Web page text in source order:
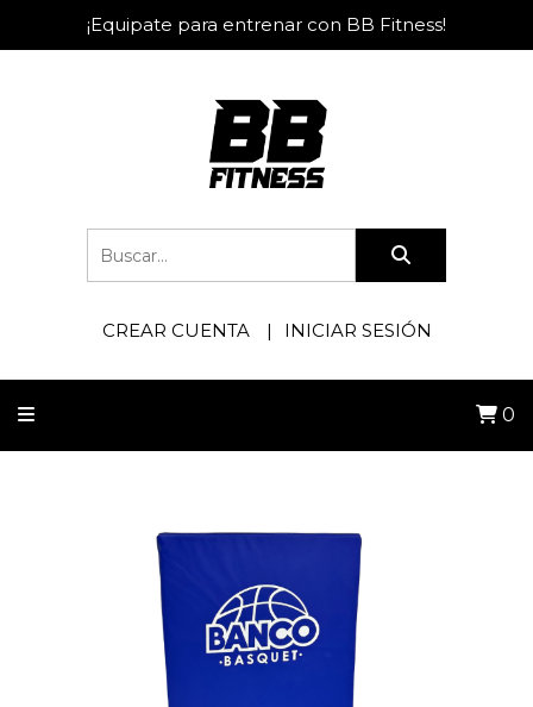
¡Equipate para entrenar con BB Fitness!
CREAR CUENTA INICIAR SESIÓN
0